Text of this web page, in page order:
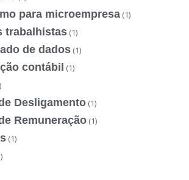
para microempresa (1)
trabalhistas (1)
de dados (1)
contábil (1)
Desligamento (1)
Remuneração (1)
(1)